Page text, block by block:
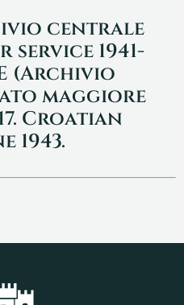
centrale
1941-
(Archivio
maggiore
Croatian
1943.